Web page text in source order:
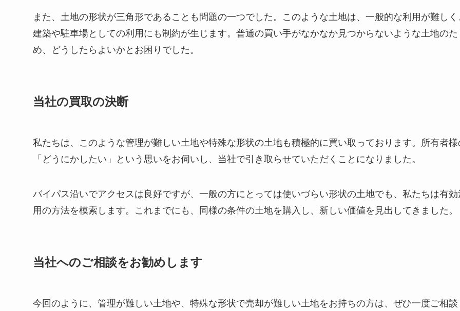
また、土地の形状が三角形であることも問題の一つでした。このような土地は、一般的な利用が難しく、
建築や駐車場としての利用にも制約が生じます。普通の買い手がなかなか見つからないような土地のた
め、どうしたらよいかとお困りでした。
当社の買取の決断
私たちは、このような管理が難しい土地や特殊な形状の土地も積極的に買い取っております。所有者
「どうにかしたい」という思いをお伺いし、当社で引き取らせていただくことになりました。
バイパス沿いでアクセスは良好ですが、一般の方にとっては使いづらい形状の土地でも、私たちは有
用の方法を模索します。これまでにも、同様の条件の土地を購入し、新しい価値を見出してきました。
当社へのご相談をお勧めします
今回のように、管理が難しい土地や、特殊な形状で売却が難しい土地をお持ちの方は、ぜひ一度ご相談